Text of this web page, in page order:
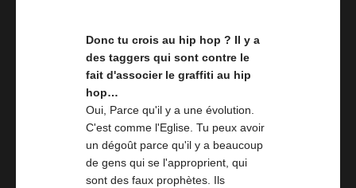
Donc tu crois au hip hop ? Il y a
des taggers qui sont contre le
fait d'associer le graffiti au hip
hop…
Oui, Parce qu'il y a une évolution.
C'est comme l'Eglise. Tu peux avoir
un dégoût parce qu'il y a beaucoup
de gens qui se l'approprient, qui
sont des faux prophètes. Ils